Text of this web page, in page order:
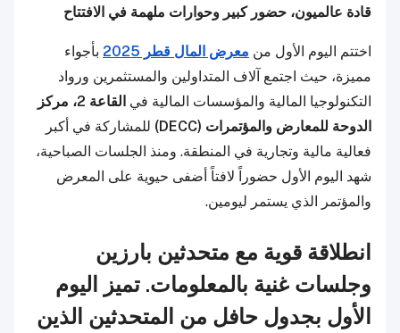
قادة عالميون، حضور كبير وحوارات ملهمة في الافتتاح
اختتم اليوم الأول من معرض المال قطر 2025
بأجواء
مميزة، حيث اجتمع آلاف المتداولين والمستثمرين ورواد
التكنولوجيا المالية والمؤسسات المالية في
القاعة 2، مركز
الدوحة للمعارض والمؤتمرات (DECC)
للمشاركة في أكبر
فعالية مالية وتجارية في المنطقة. ومنذ الجلسات الصباحية،
شهد اليوم الأول حضوراً لافتاً أضفى حيوية على المعرض
والمؤتمر الذي يستمر ليومين.
انطلاقة قوية مع متحدثين بارزين
وجلسات غنية بالمعلومات. تميز اليوم
الأول بجدول حافل من المتحدثين الذين